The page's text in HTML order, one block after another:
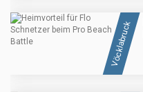
Vöcklabruck